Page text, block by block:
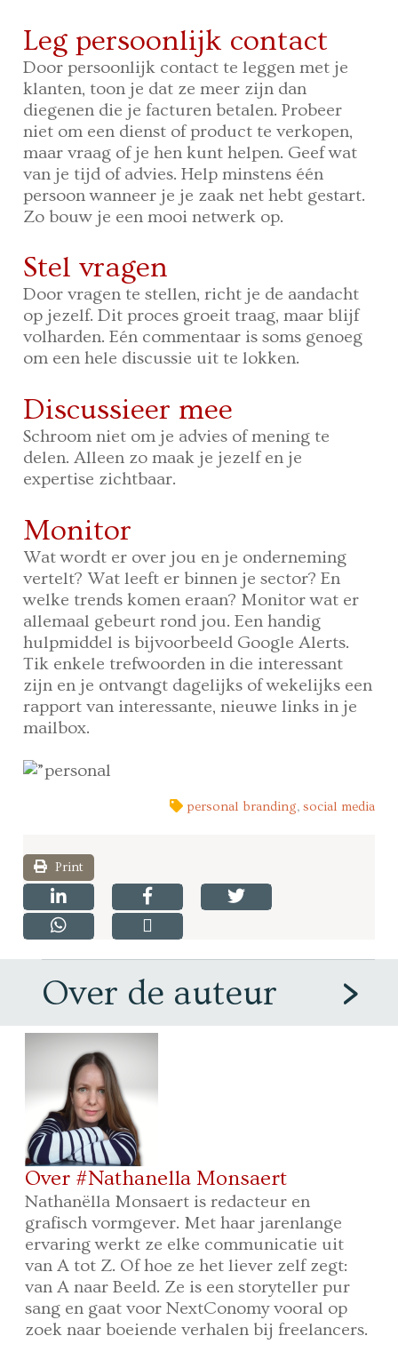
Leg persoonlijk contact
Door persoonlijk contact te leggen met je
klanten, toon je dat ze meer zijn dan
diegenen die je facturen betalen. Probeer
niet om een dienst of product te verkopen,
maar vraag of je hen kunt helpen. Geef wat
van je tijd of advies. Help minstens één
persoon wanneer je je zaak net hebt gestart.
Zo bouw je een mooi netwerk op.
Stel vragen
Door vragen te stellen, richt je de aandacht
op jezelf. Dit proces groeit traag, maar blijf
volharden. Eén commentaar is soms genoeg
om een hele discussie uit te lokken.
Discussieer mee
Schroom niet om je advies of mening te
delen. Alleen zo maak je jezelf en je
expertise zichtbaar.
Monitor
Wat wordt er over jou en je onderneming
vertelt? Wat leeft er binnen je sector? En
welke trends komen eraan? Monitor wat er
allemaal gebeurt rond jou. Een handig
hulpmiddel is bijvoorbeeld Google Alerts.
Tik enkele trefwoorden in die interessant
zijn en je ontvangt dagelijks of wekelijks een
rapport van interessante, nieuwe links in je
mailbox.
personal branding, social media
Print
Over de auteur
Over #Nathanella Monsaert
Nathanëlla Monsaert is redacteur en
grafisch vormgever. Met haar jarenlange
ervaring werkt ze elke communicatie uit
van A tot Z. Of hoe ze het liever zelf zegt:
van A naar Beeld. Ze is een storyteller pur
sang en gaat voor NextConomy vooral op
zoek naar boeiende verhalen bij freelancers.